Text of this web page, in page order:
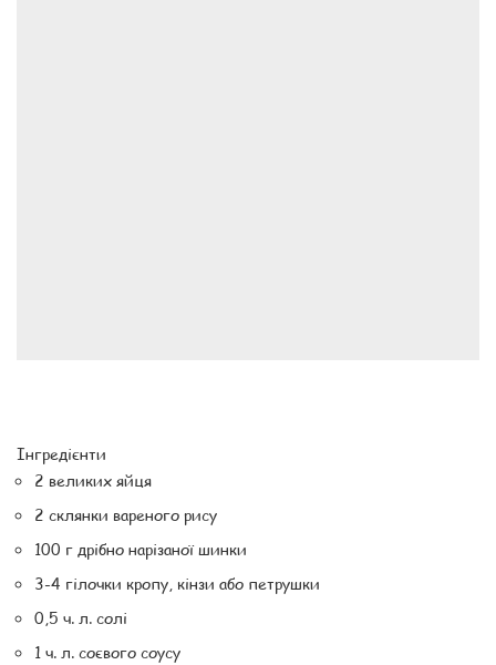
Інгредієнти
2 великих яйця
2 склянки вареного рису
100 г дрібно нарізаної шинки
3-4 гілочки кропу, кінзи або петрушки
0,5 ч. л. солі
1 ч. л. соєвого соусу